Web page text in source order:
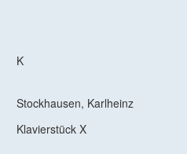
K
Stockhausen, Karlheinz
Klavierstück X